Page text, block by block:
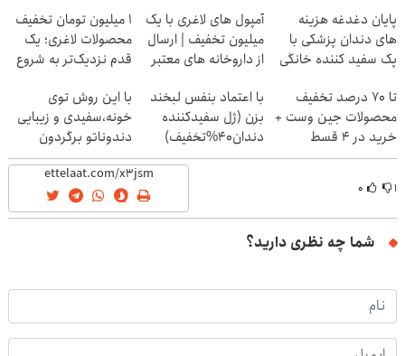
پایان دغدغه هزینه
های دندان پزشکی با
پک سفید کننده خانگی
آمپول های لاغری با یک
میلیون تخفیف | ارسال
از داروخانه های معتبر
۱ میلیون تومان تخفیف
محصولات لاغری؛ یک
قدم نزدیک‌تر به شروع
تا 70 درصد تخفیف
محصولات جین وست +
خرید در 4 قسط
با اعتماد بنفس لبخند
بزن (ژل سفیدکننده
دندان40%تخفیف)
با این روش توی
خونه،سفیدی و زیبایی
دندوناتو برگردون
(40%off)
۱ ۰
شما چه نظری دارید؟